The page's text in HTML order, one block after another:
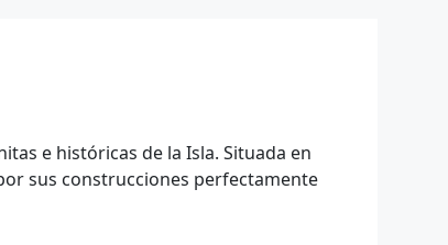
e históricas de la Isla. Situada en
sus construcciones perfectamente